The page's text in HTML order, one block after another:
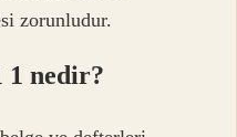
zorunludur.
1 nedir?